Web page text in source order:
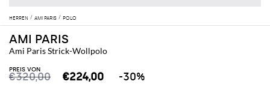
HERREN AMI PARIS POLO
AMI PARIS
Ami Paris Strick-Wollpolo
PREIS VON
€320,00 €224,00 -30%